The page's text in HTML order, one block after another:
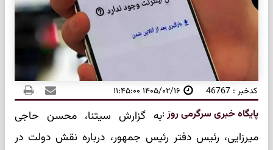
کدخبر : 46767 ۱۴۰۵/۰۲/۱۶ ۱۱:۴۵:۰۰
پایگاه خبری سرگرمی روز:به گزارش سیتنا، محسن حاجی
میرزایی، رئیس دفتر رئیس جمهور، درباره نقش دولت در